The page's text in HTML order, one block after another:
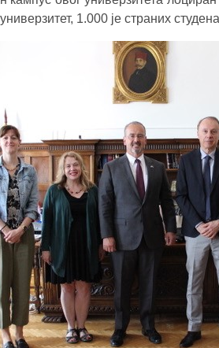
1.000 је страних